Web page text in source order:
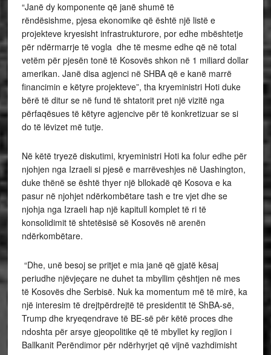
“Janë dy komponente që janë shumë të
rëndësishme, pjesa ekonomike që është një listë e
projekteve kryesisht infrastrukturore, por edhe mbështetje
për ndërmarrje të vogla dhe të mesme edhe që në total
vetëm për pjesën tonë të Kosovës shkon në 1 miliard dollar
amerikan. Janë disa agjenci në SHBA që e kanë marrë
financimin e këtyre projekteve”, tha kryeministri Hoti duke
bërë të ditur se në fund të shtatorit pret një vizitë nga
përfaqësues të këtyre agjencive për të konkretizuar se si
do të lëvizet më tutje.
Në këtë tryezë diskutimi, kryeministri Hoti ka folur edhe për
njohjen nga Izraeli si pjesë e marrëveshjes në Uashington,
duke thënë se është thyer një bllokadë që Kosova e ka
pasur në njohjet ndërkombëtare tash e tre vjet dhe se
njohja nga Izraeli hap një kapitull komplet të ri të
konsolidimit të shtetësisë së Kosovës në arenën
ndërkombëtare.
“Dhe, unë besoj se pritjet e mia janë që gjatë kësaj
periudhe njëvjeçare ne duhet ta mbyllim çështjen në mes
të Kosovës dhe Serbisë. Nuk ka momentum më të mirë, ka
një interesim të drejtpërdrejtë të presidentit të ShBA-së,
Trump dhe kryeqendrave të BE-së për këtë proces dhe
ndoshta për arsye gjeopolitike që të mbyllet ky regjion i
Ballkanit Perëndimor për ndërhyrjet që vijnë vazhdimisht